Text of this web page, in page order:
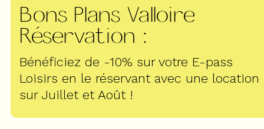
Bons Plans Valloire
Réservation :
Bénéficiez de -10% sur votre E-pass
Loisirs en le réservant avec une location
sur Juillet et Août !